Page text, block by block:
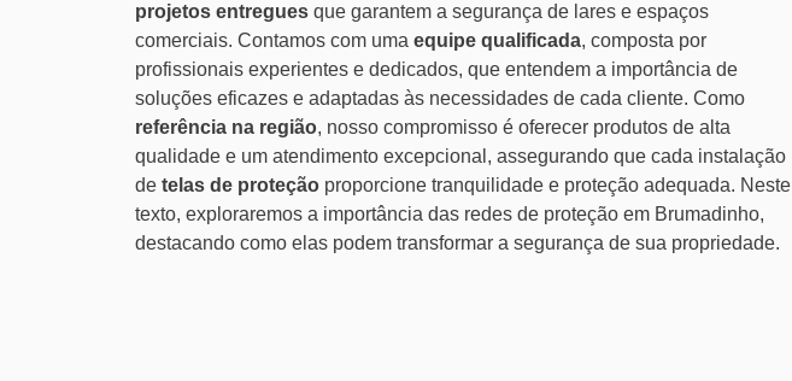
projetos entregues que garantem a segurança de lares e espaços
comerciais. Contamos com uma equipe qualificada, composta por
profissionais experientes e dedicados, que entendem a importância de
soluções eficazes e adaptadas às necessidades de cada cliente. Como
referência na região, nosso compromisso é oferecer produtos de alta
qualidade e um atendimento excepcional, assegurando que cada instalação
de telas de proteção proporcione tranquilidade e proteção adequada. Neste
texto, exploraremos a importância das redes de proteção em Brumadinho,
destacando como elas podem transformar a segurança de sua propriedade.